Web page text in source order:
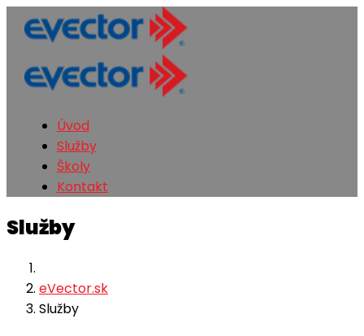
Úvod
Služby
Školy
Kontakt
Služby
eVector.sk
Služby